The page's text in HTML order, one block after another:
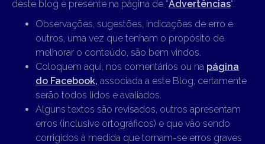
deste blog e presente na página de “Advertências“.
Observações, sugestões, indicações de erro e
outros, uma vez que tenham o propósito de
melhorar o conteúdo, são bem vindos.
Coloquem aqui, nos comentários ou na página
do Facebook, associada a este Blog, certamente
serão todos lidos e avaliados.
Alguns textos são revisados, outros apresentam
erros (inclusive ortográficos) e que vão sendo
corrigidos à medida que tornam-se erros graves